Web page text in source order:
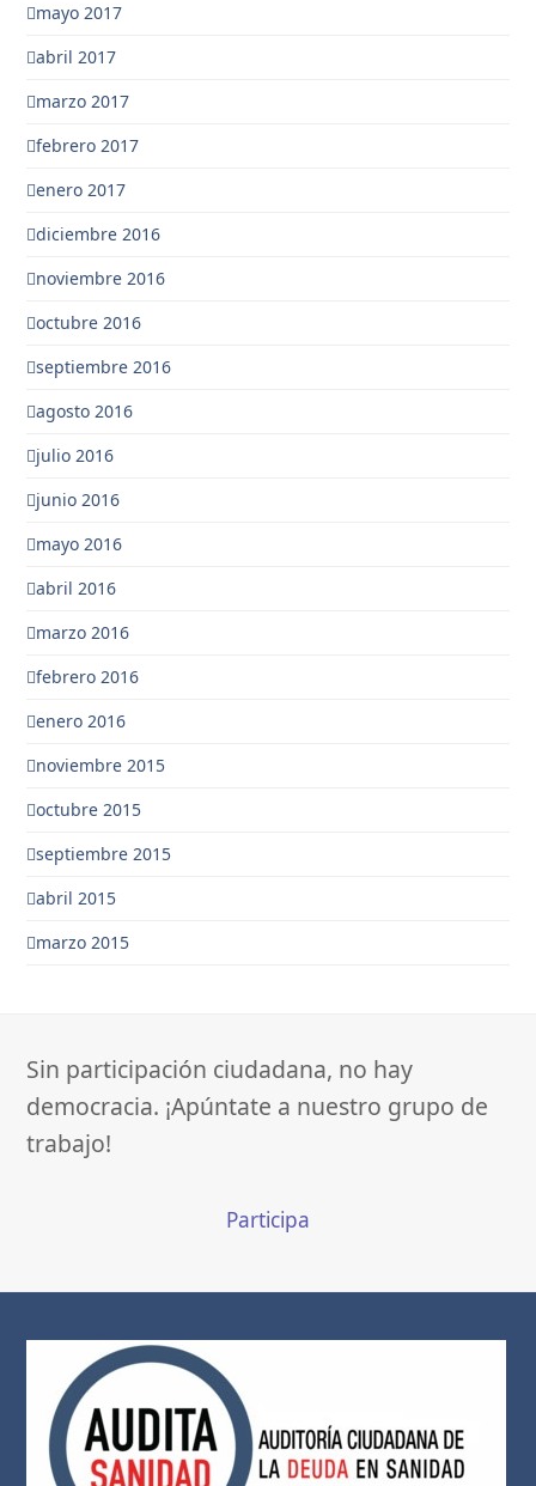
mayo 2017
abril 2017
marzo 2017
febrero 2017
enero 2017
diciembre 2016
noviembre 2016
octubre 2016
septiembre 2016
agosto 2016
julio 2016
junio 2016
mayo 2016
abril 2016
marzo 2016
febrero 2016
enero 2016
noviembre 2015
octubre 2015
septiembre 2015
abril 2015
marzo 2015
Sin participación ciudadana, no hay
democracia. ¡Apúntate a nuestro grupo de
trabajo!
Participa